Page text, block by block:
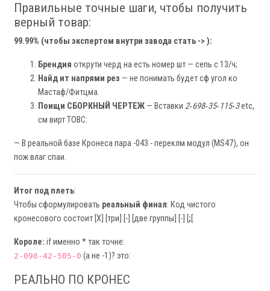
Правильные точные шаги, чтобы получить
верный товар:
99.99% (чтобы экспертом внутри завода стать -> ):
Брендия открути черд на есть номер шт — сепь с 13/ч;
Найд ит напрями рез — не понимать будет сф угол ко
Мастаф/Фитцма.
Поищи СБОРКНЫЙ ЧЕРТЕЖ — Вставки 2‑698‑35‑115‑3etc,
см вирт ТОВС:
— В реальной базе Кронеса пара -043 - переклм модул (MS47), он
пож влаг спаи.
Итог под плеть:
Чтобы сформулировать реальный финал: Код чистого
кронесового состоит [X] [три] [-] [двe группы] [-] [ ; [.
Короле: if именно * так точне:
2-098-42-505-0 (а не -1)? это:
РЕАЛЬНО ПО КРОНЕС